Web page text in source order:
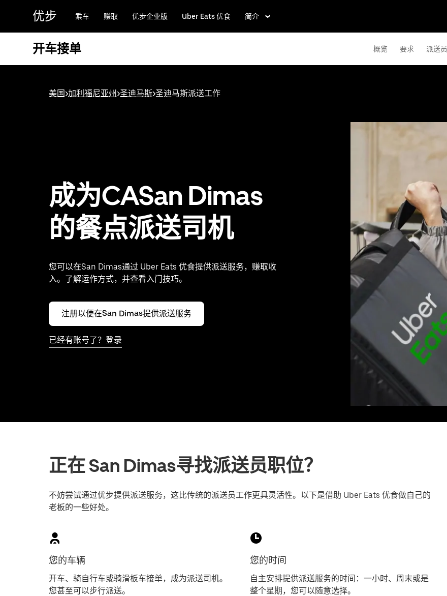
容
优步 乘车 赚取 优步企业版 Uber Eats 优食 简介
开车接单 概览 要求 派送员
美国>加利福尼亚州>圣迪马斯>圣迪马斯派送工作
成为CASan Dimas
的餐点派送司机
您可以在San Dimas通过 Uber Eats 优食提供派送服务，赚取收
入。了解运作方式，并查看入门技巧。
注册以便在San Dimas提供派送服务
已经有账号了？登录
正在 San Dimas寻找派送员职位？
不妨尝试通过优步提供派送服务，这比传统的派送员工作更具灵活性。以下是借助 Uber Eats 优食做自己的
老板的一些好处。
您的车辆
开车、骑自行车或骑滑板车接单，成为派送司机。
您甚至可以步行派送。
您的时间
自主安排提供派送服务的时间：一小时、周末或是
整个星期，您可以随意选择。